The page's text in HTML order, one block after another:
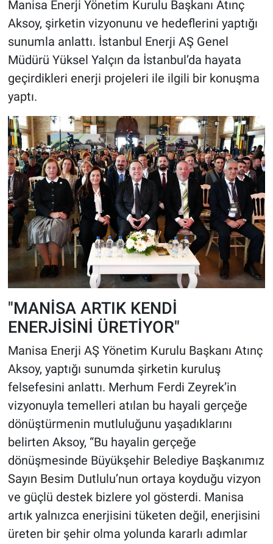
Manisa Enerji Yönetim Kurulu Başkanı Atınç
Aksoy, şirketin vizyonunu ve hedeflerini yaptığı
sunumla anlattı. İstanbul Enerji AŞ Genel
Müdürü Yüksel Yalçın da İstanbul’da hayata
geçirdikleri enerji projeleri ile ilgili bir konuşma
yaptı.
"MANİSA ARTIK KENDİ
ENERJİSİNİ ÜRETİYOR"
Manisa Enerji AŞ Yönetim Kurulu Başkanı Atınç
Aksoy, yaptığı sunumda şirketin kuruluş
felsefesini anlattı. Merhum Ferdi Zeyrek’in
vizyonuyla temelleri atılan bu hayali gerçeğe
dönüştürmenin mutluluğunu yaşadıklarını
belirten Aksoy, “Bu hayalin gerçeğe
dönüşmesinde Büyükşehir Belediye Başkanımız
Sayın Besim Dutlulu’nun ortaya koyduğu vizyon
ve güçlü destek bizlere yol gösterdi. Manisa
artık yalnızca enerjisini tüketen değil, enerjisini
üreten bir şehir olma yolunda kararlı adımlar